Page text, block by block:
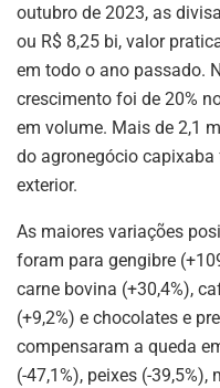
outubro de 2023, as
ou R$ 8,25 bi, valor
em todo o ano passado.
crescimento foi de 20%
em volume. Mais de 2,1
do agronegócio
exterior.
As maiores variações
foram para gengibre
carne bovina (+30,4%),
(+9,2%) e chocolates e
compensaram a queda
(-47,1%), peixes (-